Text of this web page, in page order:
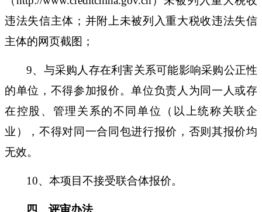
违法失信主体；并附上未被列入重大税收违法失信
主体的网页截图；
9、与采购人存在利害关系可能影响采购公正性
的单位，不得参加报价。单位负责人为同一人或存
在控股、管理关系的不同单位（以上统称关联企
业），不得对同一合同包进行报价，否则其报价均
无效。
10、本项目不接受联合体报价。
四、评审办法